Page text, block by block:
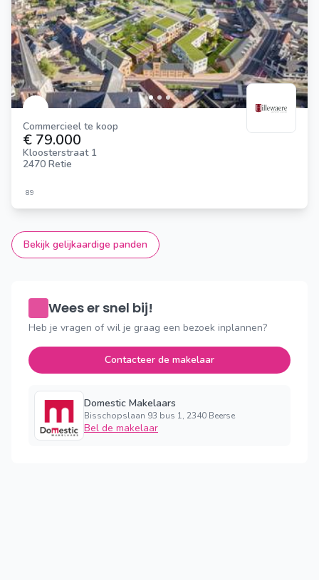
Commercieel te koop
€ 79.000
Kloosterstraat 1
2470 Retie
89
Bekijk gelijkaardige panden
Wees er snel bij!
Heb je vragen of wil je graag een bezoek inplannen?
Contacteer de makelaar
Domestic Makelaars
Bisschopslaan 93 bus 1, 2340 Beerse
Bel de makelaar